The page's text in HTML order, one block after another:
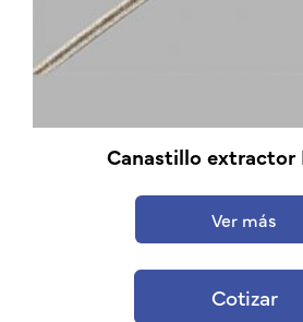
Canastillo extractor
Ver más
Cotizar